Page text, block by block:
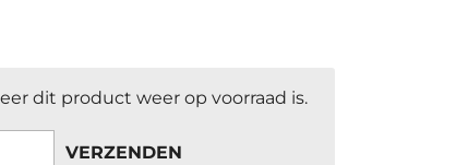
dit product weer op voorraad is.
VERZENDEN